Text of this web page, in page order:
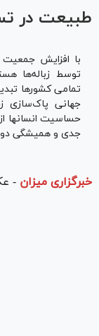
طبیعت در
با افزایش
توسط زباله‌ها
جهانی پاک‌سازی
حساسیت انسانها
جدی و همیشگی
خبرگزاری میزان -